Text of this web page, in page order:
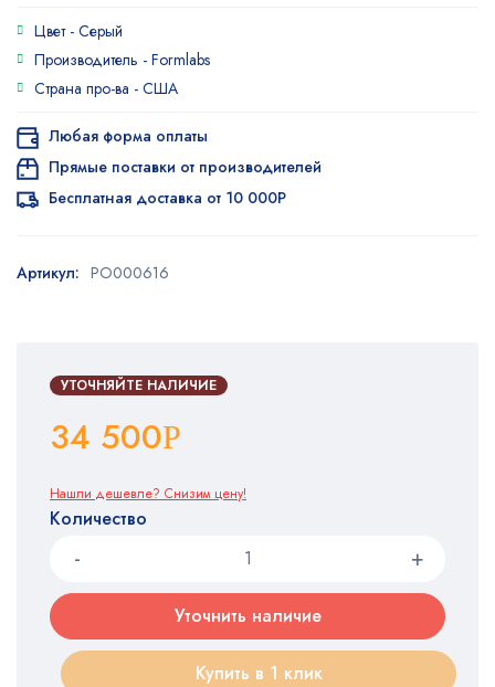
Цвет - Серый
Производитель - Formlabs
Страна про-ва - США
УТОЧНЯЙТЕ НАЛИЧИЕ
34 500Р
Нашли дешевле? Снизим цену!
Количество
Уточнить наличие
Купить в 1 клик
Любая форма оплаты
Прямые поставки от производителей
Бесплатная доставка от 10 000Р
Артикул: PO000616